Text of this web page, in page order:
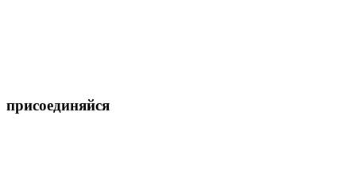
присоединяйся